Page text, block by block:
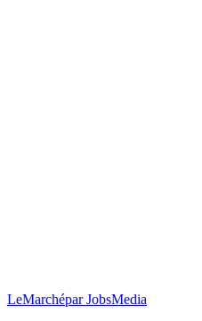
LeMarchépar JobsMedia